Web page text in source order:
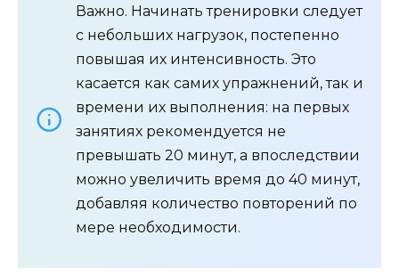
Важно. Начинать тренировки следует
с небольших нагрузок, постепенно
повышая их интенсивность. Это
касается как самих упражнений, так и
времени их выполнения: на первых
занятиях рекомендуется не
превышать 20 минут, а впоследствии
можно увеличить время до 40 минут,
добавляя количество повторений по
мере необходимости.